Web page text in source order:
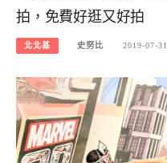
拍，免費好逛又好拍
北北基 史努比 2019-07-31